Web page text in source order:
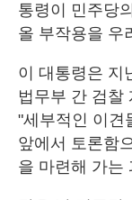
통령이 민주당
올 부작용을 우
이 대통령은 지
법무부 간 검찰
"세부적인 이견
앞에서 토론함
을 마련해 가는